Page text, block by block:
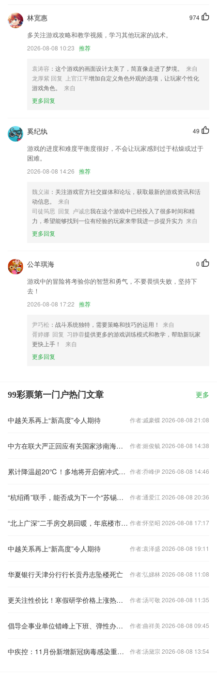
【老用户专享，分享赢好礼】老用户邀请好友可获得精选书籍免费看活
动，还可邀请好友获得奖励。
新增提取音乐等功能，剪辑音乐更方便；
联系我们
以上就是99彩票第一门户的介绍，如果您喜欢这款软件，您可以到应用
商店进行打分评论，说出您的使用经历，以帮助我们更好的对产品进行优
化修改。
974
林宽惠
多关注游戏攻略和教学视频，学习其他玩家的战术。
2026-08-08 10:23 推荐
袁涛容 ：这个游戏的画面设计太美了，简直像走进了梦境。
来自
龙厚紫 回复 上官江平增加自定义角色外观的选项，让玩家个性化
游戏角色。
来自
更多回复
49
奚纪纨
游戏的进度和难度平衡度很好，不会让玩家感到过于枯燥或过于
困难。
2026-08-08 14:26 推荐
魏义淑 ：关注游戏官方社交媒体和论坛，获取最新的游戏资讯和活
动信息。
来自
司徒筠思 回复 卢诚忠我在这个游戏中已经投入了很多时间和精
力，希望能够找到一位有经验的玩家来带我进一步提升实力 来自
更多回复
0
公羊琪海
游戏中的冒险将考验你的智慧和勇气，不要畏惧失败，坚持下
去！
2026-08-08 17:22 推荐
尹巧松 ：战斗系统独特，需要策略和技巧的运用！
来自
胥婷娜 回复 习静蓉提供更多的游戏训练模式和教学，帮助新玩家
更快上手！
来自
更多回复
99彩票第一门户热门文章 更多
中越关系再上“新高度”令人期待 作者:戚豪蝶 2026-08-08 21:08
中方在联大严正回应有关国家涉南海问题错误言论 作者:姬俊毓 2026-08-08 14:38
累计降温超20℃！多地将开启俯冲式降温 作者:乔峰伊 2026-08-08 14:46
“杭绍甬”联手，能否成为下一个“苏锡常”？ 作者:通爱江 2026-08-08 20:36
“北上广深”二手房交易回暖，年底楼市怎样看？ 作者:怀坚昭 2026-08-08 17:17
中越关系再上“新高度”令人期待 作者:袁泽盛 2026-08-08 19:11
华夏银行天津分行行长贡丹志坠楼死亡 作者:弘娣林 2026-08-08 11:08
更关注性价比！寒假研学价格上涨热度下降 作者:汤可敬 2026-08-08 11:35
倡导企事业单位错峰上下班、弹性办公！北京发布七条响应措施 作者:曲祥美 2026-08-08 09:45
中疾控：11月份新增新冠病毒感染重症病例135例 作者:汤黛宗 2026-08-08 13:54